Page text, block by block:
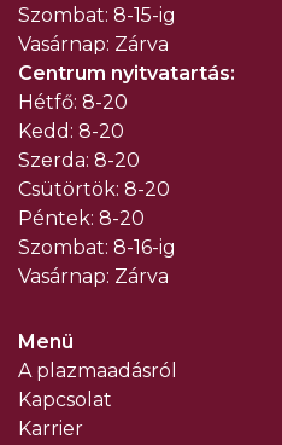
Szombat: 8-15-ig
Vasárnap: Zárva
Centrum nyitvatartás:
Hétfő: 8-20
Kedd: 8-20
Szerda: 8-20
Csütörtök: 8-20
Péntek: 8-20
Szombat: 8-16-ig
Vasárnap: Zárva
Menü
A plazmaadásról
Kapcsolat
Karrier